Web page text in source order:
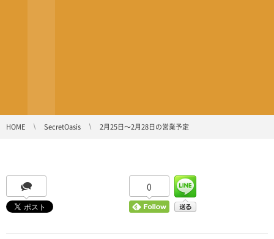
HOME SecretOasis 2月25日〜2月28日の営業予定
0